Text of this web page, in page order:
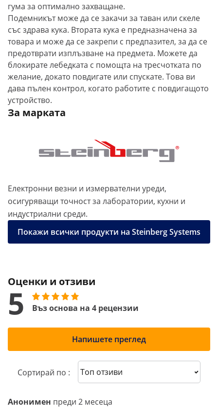
гума за оптимално захващане.
Подемникът може да се закачи за таван или скеле
със здрава кука. Втората кука е предназначена за
товара и може да се закрепи с предпазител, за да се
предотврати изплъзване на предмета. Можете да
блокирате лебедката с помощта на тресчотката по
желание, докато повдигате или спускате. Това ви
дава пълен контрол, когато работите с повдигащото
устройство.
За марката
Електронни везни и измервателни уреди,
осигуряващи точност за лаборатории, кухни и
индустриални среди.
Покажи всички продукти на Steinberg Systems
Оценки и отзиви
5 Въз основа на 4 рецензии
Напишете преглед
Сортирай по : Sort reviews
Анонимен преди 2 месеца